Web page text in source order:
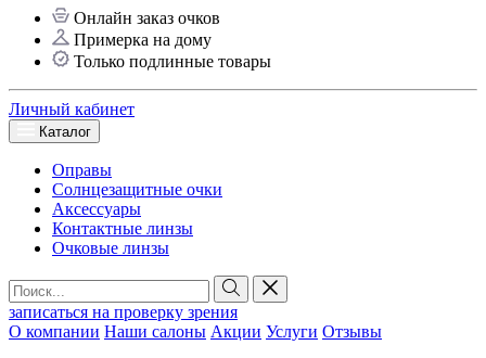
Онлайн заказ очков
Примерка на дому
Только подлинные товары
Личный кабинет
Каталог
Оправы
Солнцезащитные очки
Аксессуары
Контактные линзы
Очковые линзы
записаться на проверку зрения
О компании Наши салоны Акции Услуги Отзывы